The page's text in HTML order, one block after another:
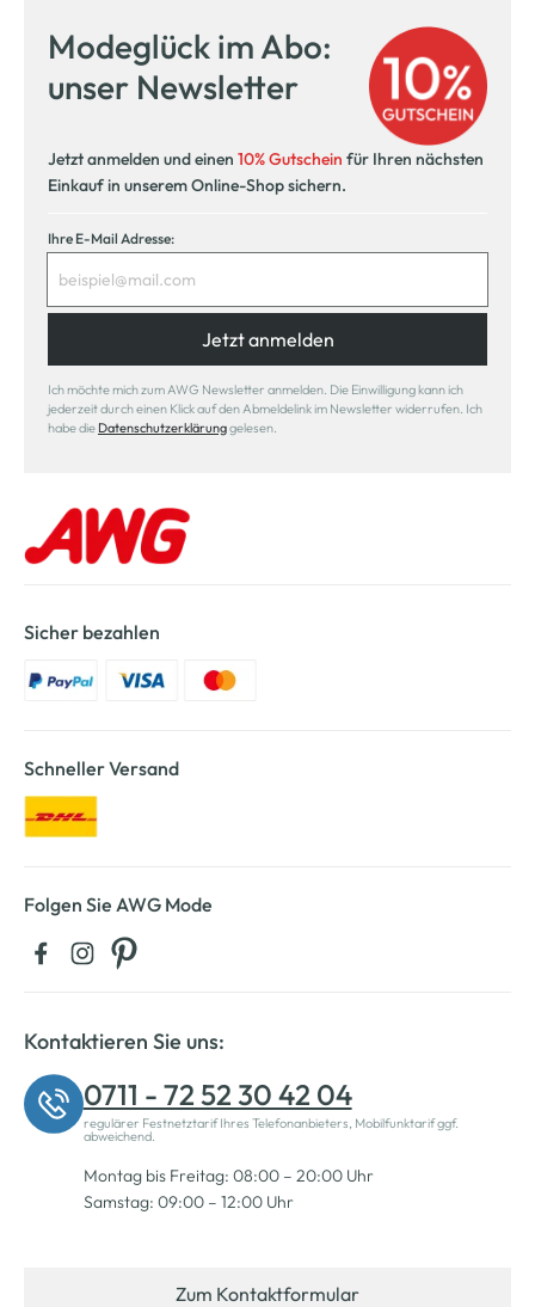
Modeglück im Abo:
unser Newsletter
Jetzt anmelden und einen 10% Gutschein für Ihren nächsten
Einkauf in unserem Online-Shop sichern.
Ihre E-Mail Adresse:
Jetzt anmelden
Ich möchte mich zum AWG Newsletter anmelden. Die Einwilligung kann ich
jederzeit durch einen Klick auf den Abmeldelink im Newsletter widerrufen. Ich
habe die Datenschutzerklärunggelesen.
Sicher bezahlen
Schneller Versand
Folgen Sie AWG Mode
Kontaktieren Sie uns:
0711 - 72 52 30 42 04
regulärer Festnetztarif Ihres Telefonanbieters, Mobilfunktarif ggf.
abweichend.
Montag bis Freitag: 08:00 – 20:00 Uhr
Samstag: 09:00 – 12:00 Uhr
Zum Kontaktformular